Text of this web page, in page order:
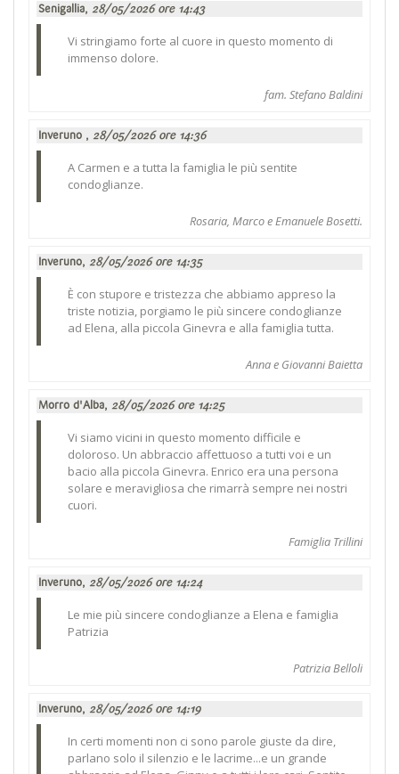
Senigallia, 28/05/2026 ore 14:43
Vi stringiamo forte al cuore in questo momento di
immenso dolore.
fam. Stefano Baldini
Inveruno , 28/05/2026 ore 14:36
A Carmen e a tutta la famiglia le più sentite
condoglianze.
Rosaria, Marco e Emanuele Bosetti.
Inveruno, 28/05/2026 ore 14:35
È con stupore e tristezza che abbiamo appreso la
triste notizia, porgiamo le più sincere condoglianze
ad Elena, alla piccola Ginevra e alla famiglia tutta.
Anna e Giovanni Baietta
Morro d'Alba, 28/05/2026 ore 14:25
Vi siamo vicini in questo momento difficile e
doloroso. Un abbraccio affettuoso a tutti voi e un
bacio alla piccola Ginevra. Enrico era una persona
solare e meravigliosa che rimarrà sempre nei nostri
cuori.
Famiglia Trillini
Inveruno, 28/05/2026 ore 14:24
Le mie più sincere condoglianze a Elena e famiglia
Patrizia
Patrizia Belloli
Inveruno, 28/05/2026 ore 14:19
In certi momenti non ci sono parole giuste da dire,
parlano solo il silenzio e le lacrime...e un grande